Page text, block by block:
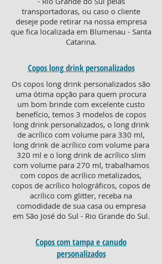
transportadoras, ou caso o cliente
deseje pode retirar na nossa empresa
que fica localizada em Blumenau - Santa
Catarina.
Copos long drink personalizados
Os copos long drink personalizados são
uma ótima opção para quem procura
um bom brinde com excelente custo
benefício, temos 3 modelos de copos
long drink personalizados, o long drink
de acrílico com volume para 330 ml,
long drink de acrílico com volume para
320 ml e o long drink de acrílico slim
com volume para 270 ml, trabalhamos
com copos de acrílico metalizados,
copos de acrílico holográficos, copos de
acrílico com glitter, receba na
comodidade de sua casa ou empresa
em São José do Sul - Rio Grande do Sul.
Copos com tampa e canudo
personalizados